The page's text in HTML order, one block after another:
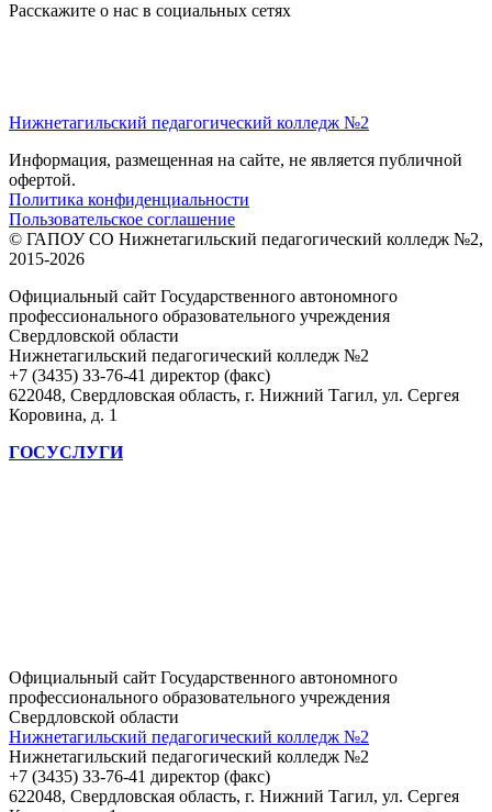
Расскажите о нас в социальных сетях
Нижнетагильский педагогический колледж №2
Информация, размещенная на сайте, не является публичной
офертой.
Политика конфиденциальности
Пользовательское соглашение
© ГАПОУ СО Нижнетагильский педагогический колледж №2,
2015-2026
Официальный сайт Государственного автономного
профессионального образовательного учреждения
Свердловской области
Нижнетагильский педагогический колледж №2
+7 (3435) 33-76-41 директор (факс)
622048, Свердловская область, г. Нижний Тагил, ул. Сергея
Коровина, д. 1
ГОСУСЛУГИ
Официальный сайт Государственного автономного
профессионального образовательного учреждения
Свердловской области
Нижнетагильский педагогический колледж №2
Нижнетагильский педагогический колледж №2
+7 (3435) 33-76-41 директор (факс)
622048, Свердловская область, г. Нижний Тагил, ул. Сергея